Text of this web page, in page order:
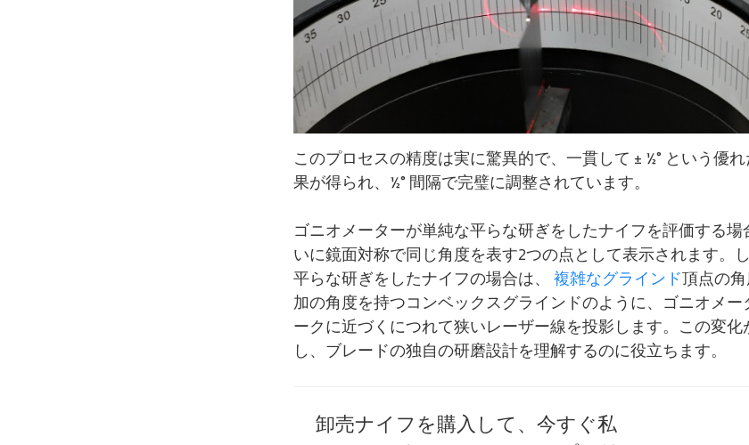
このプロセスの精度は実に驚異的で、一貫して ± ½° という優
果が得られ、½° 間隔で完璧に調整されています。
ゴニオメーターが単純な平らな研ぎをしたナイフを評価する
いに鏡面対称で同じ角度を表す2つの点として表示されます。
平らな研ぎをしたナイフの場合は、 複雑なグラインド頂点の
加の角度を持つコンベックスグラインドのように、ゴニオメー
ークに近づくにつれて狭いレーザー線を投影します。この変
し、ブレードの独自の研磨設計を理解するのに役立ちます。
卸売ナイフを購入して、今すぐ私